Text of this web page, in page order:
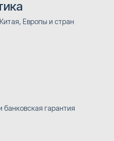
Европы и стран
гарантия